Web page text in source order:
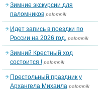
Зимние экскурсии для
паломников palomnik
Идет запись в поездки по
России на 2026 год. palomnik
Зимний Крестный ход
состоится ! palomnik
Престольный праздник у
Архангела Михаила palomnik